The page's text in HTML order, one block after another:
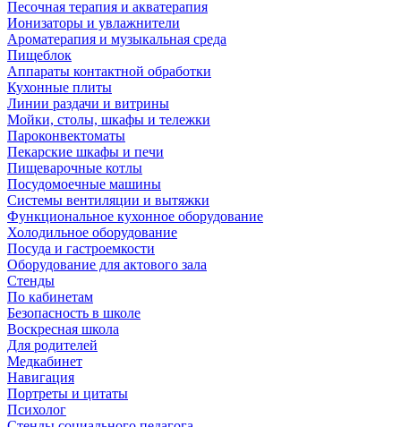
Песочная терапия и акватерапия
Ионизаторы и увлажнители
Ароматерапия и музыкальная среда
Пищеблок
Аппараты контактной обработки
Кухонные плиты
Линии раздачи и витрины
Мойки, столы, шкафы и тележки
Пароконвектоматы
Пекарские шкафы и печи
Пищеварочные котлы
Посудомоечные машины
Системы вентиляции и вытяжки
Функциональное кухонное оборудование
Холодильное оборудование
Посуда и гастроемкости
Оборудование для актового зала
Стенды
По кабинетам
Безопасность в школе
Воскресная школа
Для родителей
Медкабинет
Навигация
Портреты и цитаты
Психолог